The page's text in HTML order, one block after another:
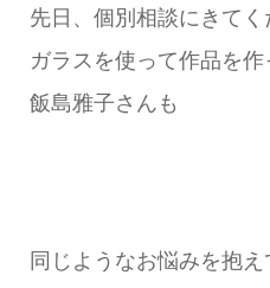
先日、個別相談にきてく
ガラスを使って作品を作
飯島雅子さんも
同じようなお悩みを抱え